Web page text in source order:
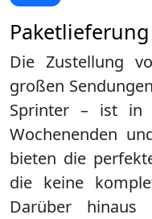
Paketlieferung
Die Zustellung
großen
Sprinter – ist in
Wochenenden
bieten die
die keine
Darüber